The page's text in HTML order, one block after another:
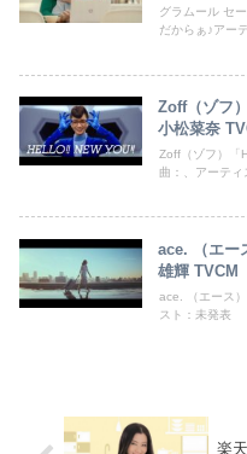
グラムール セ
だからぁ♪アー
Zoff（ゾフ
小松菜奈
Zoff（ゾフ）「
曲：、アーティ
ace. （エー
雄輝 TVCM
ace. （エース
スト：未発表
楽